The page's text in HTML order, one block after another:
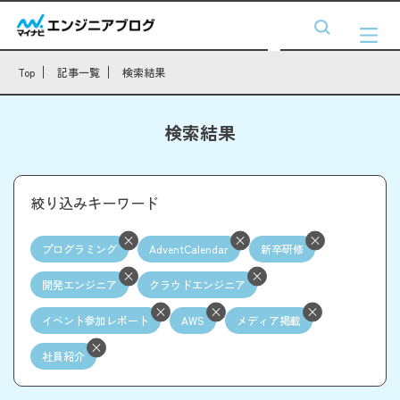
Top 記事一覧 検索結果
検索結果
絞り込みキーワード
プログラミング AdventCalendar 新卒研修
開発エンジニア クラウドエンジニア
イベント参加レポート AWS メディア掲載
社員紹介